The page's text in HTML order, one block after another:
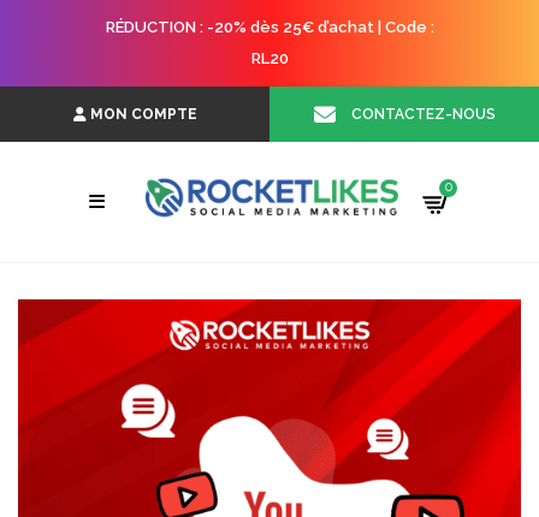
RÉDUCTION : -20% dès 25€ d’achat | Code :
RL20
MON COMPTE CONTACTEZ-NOUS
0